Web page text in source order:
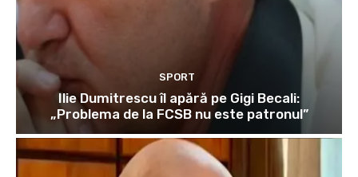
SPORT
Ilie Dumitrescu îl apără pe Gigi Becali:
„Problema de la FCSB nu este patronul”